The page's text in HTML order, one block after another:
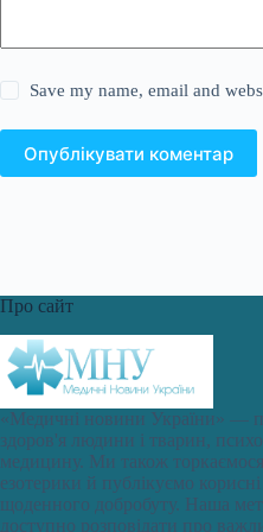
Save my name, email and
Опублікувати коментар
Про сайт
«Медичні новини України» —
здоров'я людини і тварин,
медицину. Ми також
езотерики й публікуємо
щоденного добробуту. Наша
доступно розповідати про